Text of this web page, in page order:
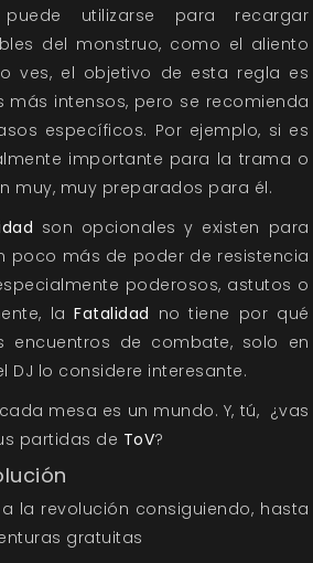
utilizarse para recargar
del monstruo, como el aliento
ves, el objetivo de esta regla es
más intensos, pero se recomienda
específicos. Por ejemplo, si es
importante para la trama o
muy, muy preparados para él.
son opcionales y existen para
poco más de poder de resistencia
poderosos, astutos o
laFatalidad no tiene por qué
encuentros de combate, solo en
DJ lo considere interesante.
mesa es un mundo. Y, tú, ¿vas
partidas de ToV?
a la revolución consiguiendo, hasta
gratuitas